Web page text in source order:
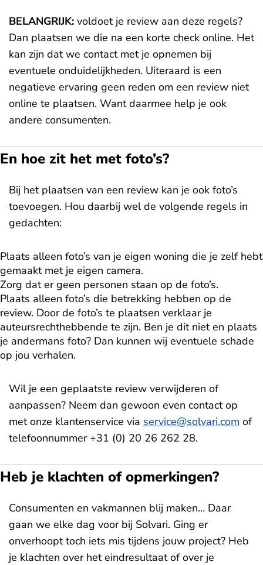
BELANGRIJK: voldoet je review aan deze regels?
Dan plaatsen we die na een korte check online. Het
kan zijn dat we contact met je opnemen bij
eventuele onduidelijkheden. Uiteraard is een
negatieve ervaring geen reden om een review niet
online te plaatsen. Want daarmee help je ook
andere consumenten.
En hoe zit het met foto’s?
Bij het plaatsen van een review kan je ook foto’s
toevoegen. Hou daarbij wel de volgende regels in
gedachten:
Plaats alleen foto’s van je eigen woning die je zelf hebt
gemaakt met je eigen camera.
Zorg dat er geen personen staan op de foto’s.
Plaats alleen foto’s die betrekking hebben op de
review. Door de foto’s te plaatsen verklaar je
auteursrechthebbende te zijn. Ben je dit niet en plaats
je andermans foto? Dan kunnen wij eventuele schade
op jou verhalen.
Wil je een geplaatste review verwijderen of
aanpassen? Neem dan gewoon even contact op
met onze klantenservice via service@solvari.com of
telefoonnummer +31 (0) 20 26 262 28.
Heb je klachten of opmerkingen?
Consumenten en vakmannen blij maken… Daar
gaan we elke dag voor bij Solvari. Ging er
onverhoopt toch iets mis tijdens jouw project? Heb
je klachten over het eindresultaat of over je